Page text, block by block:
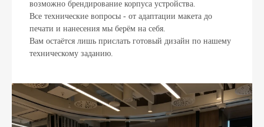
возможно брендирование корпуса устройства.
Все технические вопросы - от адаптации макета до
печати и нанесения мы берём на себя.
Вам остаётся лишь прислать готовый дизайн по нашему
техническому заданию.